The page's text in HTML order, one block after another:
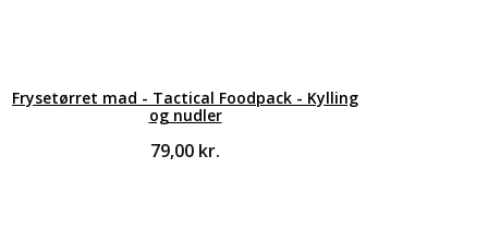
Frysetørret mad - Tactical Foodpack - Kylling
og nudler
79,00 kr.